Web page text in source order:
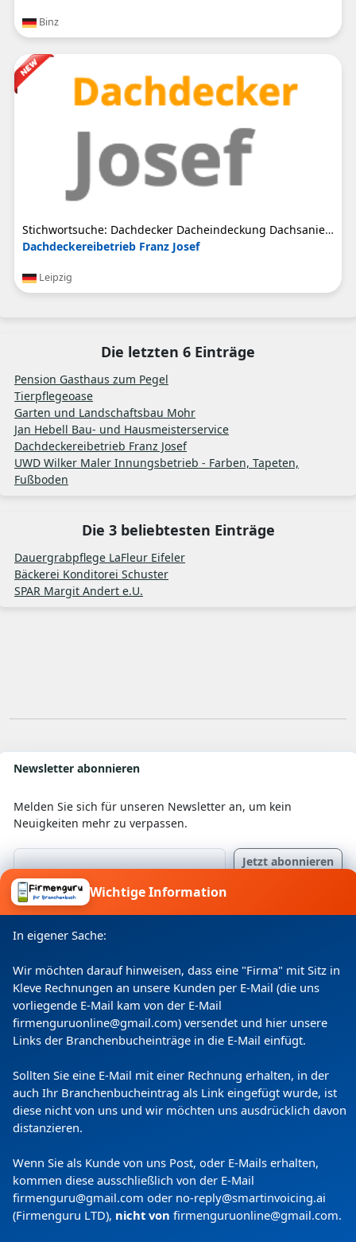
Binz
Stichwortsuche: Dachdecker Dacheindeckung Dachsanierung Fassadenmalerei Holzarbeiten Hausbau Altbau Neubau
Dachdeckereibetrieb Franz Josef
Leipzig
Die letzten 6 Einträge
Pension Gasthaus zum Pegel
Tierpflegeoase
Garten und Landschaftsbau Mohr
Jan Hebell Bau- und Hausmeisterservice
Dachdeckereibetrieb Franz Josef
UWD Wilker Maler Innungsbetrieb - Farben, Tapeten,
Fußboden
Die 3 beliebtesten Einträge
Dauergrabpflege LaFleur Eifeler
Bäckerei Konditorei Schuster
SPAR Margit Andert e.U.
Newsletter abonnieren
Melden Sie sich für unseren Newsletter an, um kein
Neuigkeiten mehr zu verpassen.
Ich willige ein, dass meine Angaben laut
Datenschutzerklärung zweckgebunden verarbeitet
werden.
Copyright
(c) 2024 by Firmenguru Ltd | alle Rechte
Sekunden
Wichtige Information
In eigener Sache:
Wir möchten darauf hinweisen, dass eine "Firma" mit Sitz in
Kleve Rechnungen an unsere Kunden per E-Mail (die uns
vorliegende E-Mail kam von der E-Mail
firmenguruonline@gmail.com) versendet und hier unsere
Links der Branchenbucheinträge in die E-Mail einfügt.
Sollten Sie eine E-Mail mit einer Rechnung erhalten, in der
auch Ihr Branchenbucheintrag als Link eingefügt wurde, ist
diese nicht von uns und wir möchten uns ausdrücklich davon
distanzieren.
Wenn Sie als Kunde von uns Post, oder E-Mails erhalten,
kommen diese ausschließlich von der E-Mail
firmenguru@gmail.com oder no-reply@smartinvoicing.ai
(Firmenguru LTD), nicht von firmenguruonline@gmail.com.